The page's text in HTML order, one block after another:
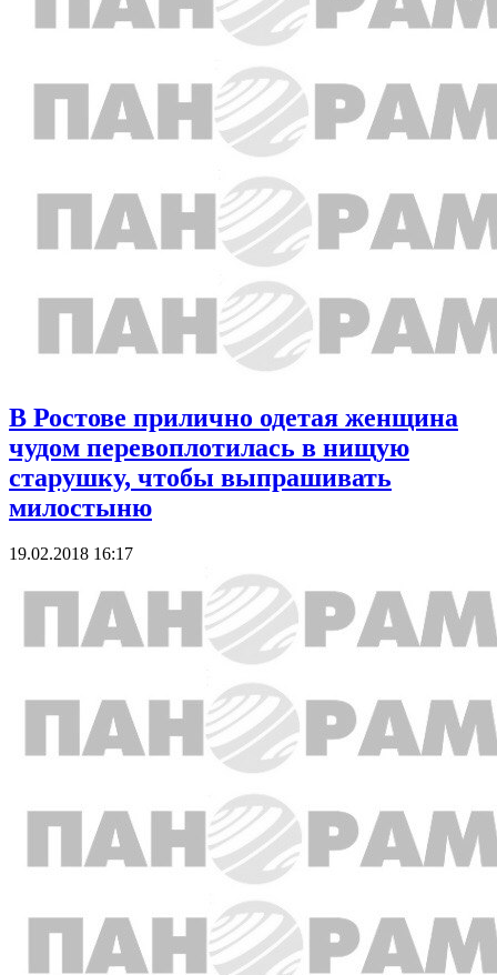
В Ростове прилично одетая женщина
чудом перевоплотилась в нищую
старушку, чтобы выпрашивать
милостыню
19.02.2018 16:17